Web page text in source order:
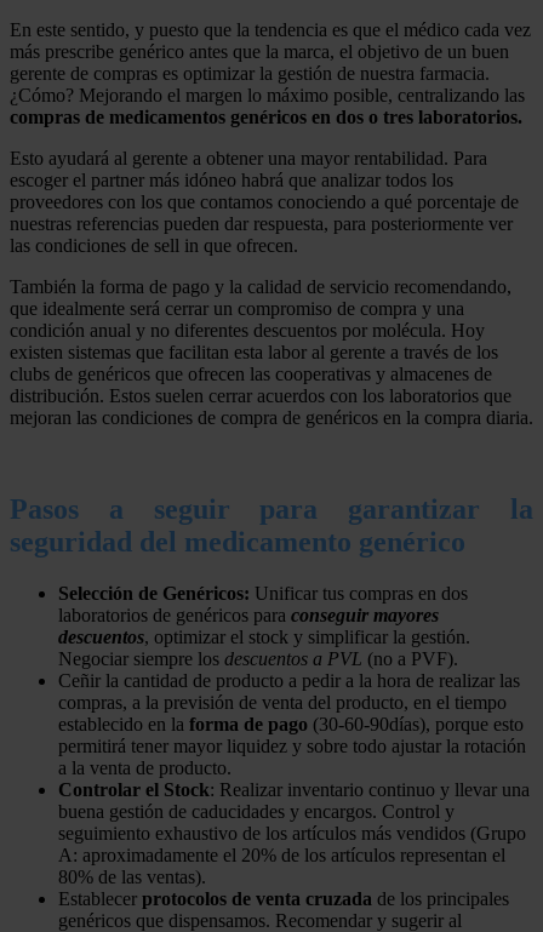
En este sentido, y puesto que la tendencia es que el médico cada vez
más prescribe genérico antes que la marca, el objetivo de un buen
gerente de compras es optimizar la gestión de nuestra farmacia.
¿Cómo? Mejorando el margen lo máximo posible, centralizando las
compras de medicamentos genéricos en dos o tres laboratorios.
Esto ayudará al gerente a obtener una mayor rentabilidad. Para
escoger el partner más idóneo habrá que analizar todos los
proveedores con los que contamos conociendo a qué porcentaje de
nuestras referencias pueden dar respuesta, para posteriormente ver
las condiciones de sell in que ofrecen.
También la forma de pago y la calidad de servicio recomendando,
que idealmente será cerrar un compromiso de compra y una
condición anual y no diferentes descuentos por molécula. Hoy
existen sistemas que facilitan esta labor al gerente a través de los
clubs de genéricos que ofrecen las cooperativas y almacenes de
distribución. Estos suelen cerrar acuerdos con los laboratorios que
mejoran las condiciones de compra de genéricos en la compra diaria.
Pasos a seguir para garantizar la
seguridad del medicamento genérico
Selección de Genéricos: Unificar tus compras en dos
laboratorios de genéricos para conseguir mayores
descuentos, optimizar el stock y simplificar la gestión.
Negociar siempre los descuentos a PVL (no a PVF).
Ceñir la cantidad de producto a pedir a la hora de realizar las
compras, a la previsión de venta del producto, en el tiempo
establecido en la forma de pago (30-60-90días), porque esto
permitirá tener mayor liquidez y sobre todo ajustar la rotación
a la venta de producto.
Controlar el Stock: Realizar inventario continuo y llevar una
buena gestión de caducidades y encargos. Control y
seguimiento exhaustivo de los artículos más vendidos (Grupo
A: aproximadamente el 20% de los artículos representan el
80% de las ventas).
Establecer protocolos de venta cruzada de los principales
genéricos que dispensamos. Recomendar y sugerir al